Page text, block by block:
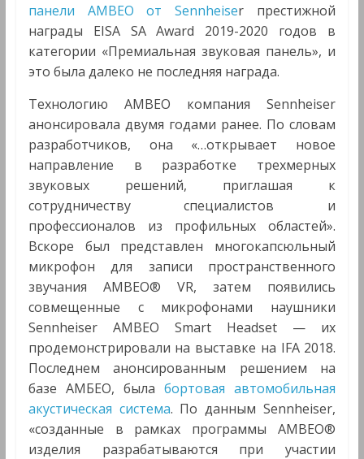
панели AMBEO от Sennheiser престижной
награды EISA SA Award 2019-2020 годов в
категории «Премиальная звуковая панель», и
это была далеко не последняя награда.
Технологию AMBEO компания Sennheiser
анонсировала двумя годами ранее. По словам
разработчиков, она «…открывает новое
направление в разработке трехмерных
звуковых решений, приглашая к
сотрудничеству специалистов и
профессионалов из профильных областей».
Вскоре был представлен многокапсюльный
микрофон для записи пространственного
звучания AMBEO® VR, затем появились
совмещенные с микрофонами наушники
Sennheiser AMBEO Smart Headset — их
продемонстрировали на выставке на IFA 2018.
Последнем анонсированным решением на
базе АМБЕО, былабортовая автомобильная
акустическая система. По данным Sennheiser,
«созданные в рамках программы AMBEO®
изделия разрабатываются при участии